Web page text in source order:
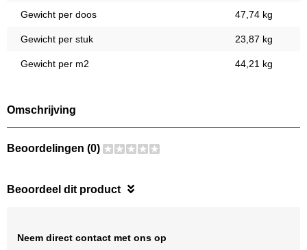
Gewicht per doos 47,74 kg
Gewicht per stuk 23,87 kg
Gewicht per m2 44,21 kg
Omschrijving
Beoordelingen (0)
Beoordeel dit product
Neem direct contact met ons op